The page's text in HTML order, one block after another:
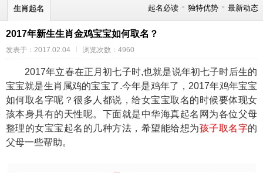
生肖起名 起名必读 • 独特优势 • 最新动态
2017年新生生肖金鸡宝宝如何取名？
发表于：2017.02.04 浏览次数：4960
2017年立春在正月初七子时,也就是说年初七子时后生的
宝宝就是生肖属鸡的宝宝了.今年是鸡年了，2017年鸡年宝宝
如何取名字呢？很多人都说，给女宝宝取名的时候要体现女
孩本身具有的天性呢。下面就是中华海真起名网为各位父母
整理的女宝宝起名的几种方法，希望能给想为孩子取名字的
父母一些帮助。